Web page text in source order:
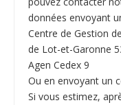
données envoyant
Centre de Gestion
de Lot-et-Garonne
Agen Cedex 9
Ou en envoyant un
Si vous estimez,